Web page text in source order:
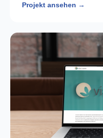
Projekt ansehen →